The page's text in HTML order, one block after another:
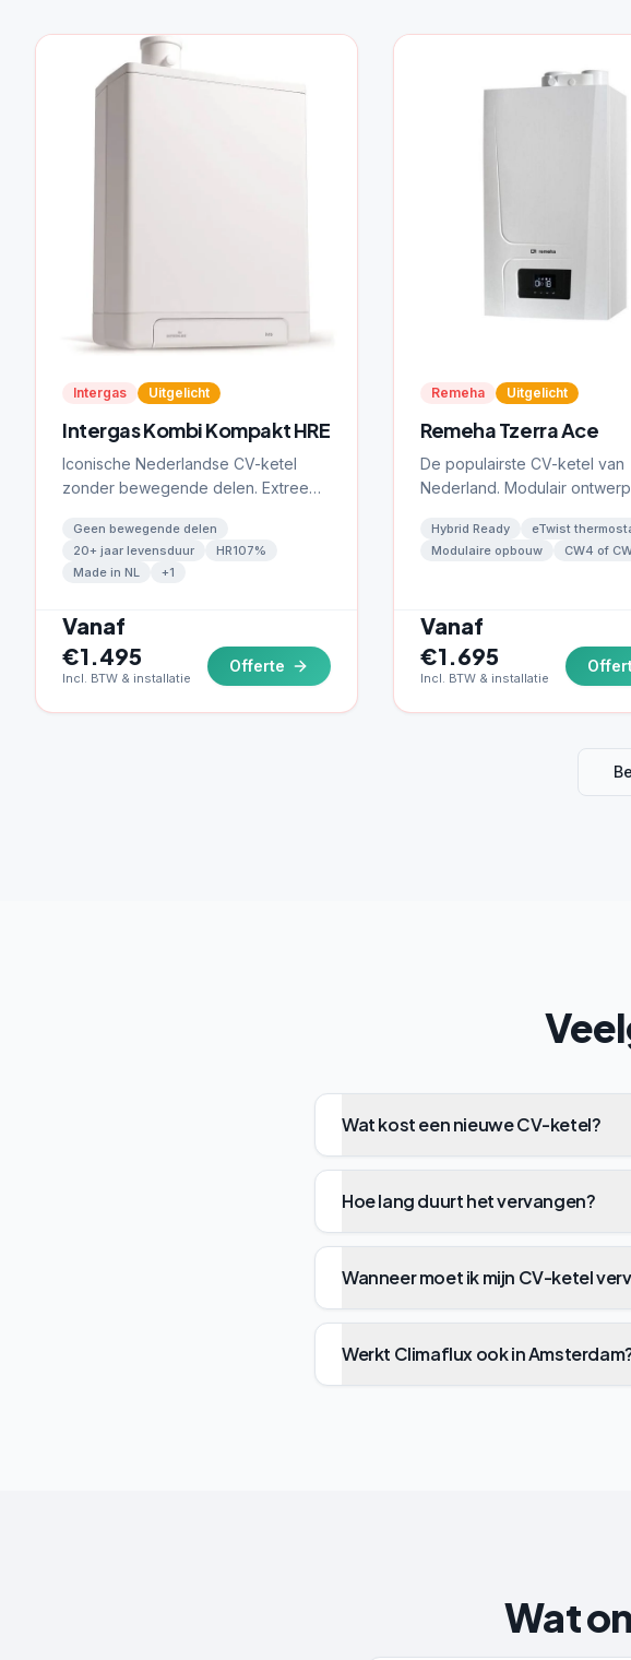
Intergas Uitgelicht
Intergas Kombi Kompakt HRE
Iconische Nederlandse CV-ketel
zonder bewegende delen. Extreem
van meer dan 20 jaar.
Geen bewegende delen
20+ jaar levensduur
HR107%
Made in NL
+1
Vanaf
€1.495
Incl. BTW & installatie
Offerte
Remeha Uitgelicht
Remeha Tzerra Ace
De populairste CV-ketel van
Nederland. Modulair
thermostaat.
Hybrid Ready
eTwist
Modulaire opbouw
CW4 of
Vanaf
€1.695
Incl. BTW & installatie
Wat kost een nieuwe CV-ketel?
Hoe lang duurt het vervangen?
Wanneer moet ik mijn CV-ketel
Werkt Climaflux ook in
Wat